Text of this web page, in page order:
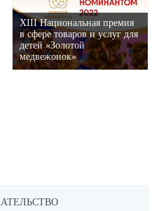
XIII Национальная премия
в сфере товаров и услуг для
детей «Золотой
медвежонок»